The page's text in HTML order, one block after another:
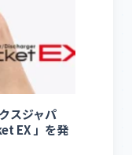
スジャパ
EX 」を発